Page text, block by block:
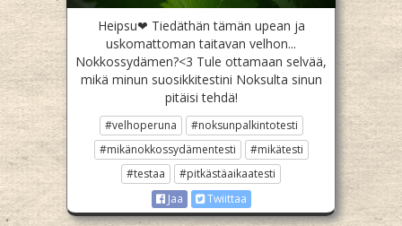
Heipsu❤ Tiedäthän tämän upean ja
uskomattoman taitavan velhon...
Nokkossydämen?<3 Tule ottamaan selvää,
mikä minun suosikkitestini Noksulta sinun
pitäisi tehdä!
#velhoperuna
#noksunpalkintotesti
#mikänokkossydämentesti
#mikätesti
#testaa
#pitkästäaikaatesti
Jaa
Twiittaa